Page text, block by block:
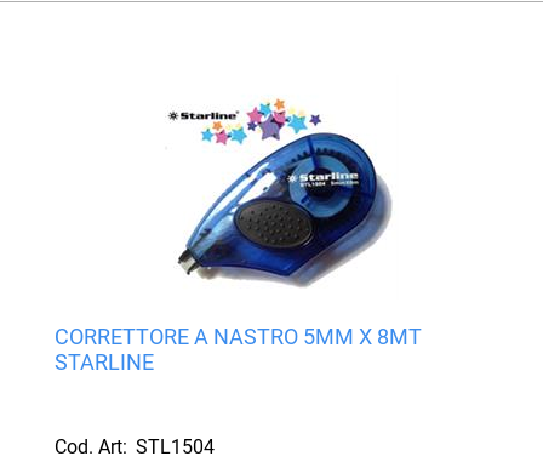
CORRETTORE A NASTRO 5MM X 8MT
STARLINE
Cod. Art: STL1504